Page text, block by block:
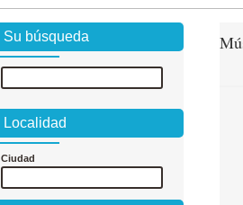
Su búsqueda
Localidad
Ciudad